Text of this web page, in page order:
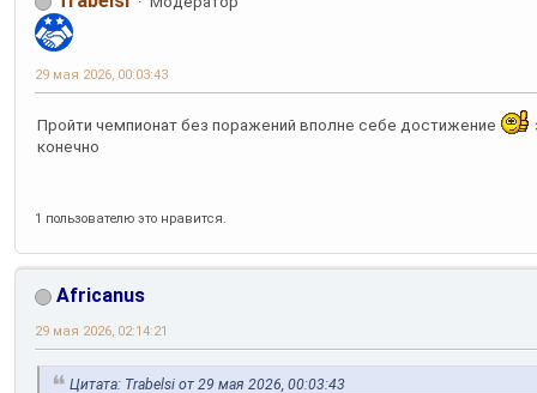
29 мая 2026, 00:03:43
Пройти чемпионат без поражений вполне себе достижение
конечно
1 пользователю это нравится.
Africanus
29 мая 2026, 02:14:21
Цитата: Trabelsi от 29 мая 2026, 00:03:43